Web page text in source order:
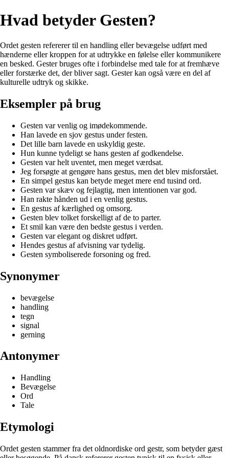
Hvad betyder Gesten?
Ordet gesten refererer til en handling eller bevægelse udført med
hænderne eller kroppen for at udtrykke en følelse eller kommunikere
en besked. Gester bruges ofte i forbindelse med tale for at fremhæve
eller forstærke det, der bliver sagt. Gester kan også være en del af
kulturelle udtryk og skikke.
Eksempler på brug
Gesten var venlig og imødekommende.
Han lavede en sjov gestus under festen.
Det lille barn lavede en uskyldig geste.
Hun kunne tydeligt se hans gesten af godkendelse.
Gesten var helt uventet, men meget værdsat.
Jeg forsøgte at gengøre hans gestus, men det blev misforstået.
En simpel gestus kan betyde meget mere end tusind ord.
Gesten var skæv og fejlagtig, men intentionen var god.
Han rakte hånden ud i en venlig gestus.
En gestus af kærlighed og omsorg.
Gesten blev tolket forskelligt af de to parter.
Et smil kan være den bedste gestus i verden.
Gesten var elegant og diskret udført.
Hendes gestus af afvisning var tydelig.
Gesten symboliserede forsoning og fred.
Synonymer
bevægelse
handling
tegn
signal
gerning
Antonymer
Handling
Bevægelse
Ord
Tale
Etymologi
Ordet gesten stammer fra det oldnordiske ord gestr, som betyder gæst